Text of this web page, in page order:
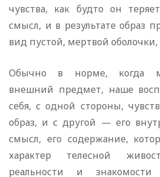
чувства, как будто он
смысл, и в результате образ
вид пустой, мертвой
Обычно в норме, когда
внешний предмет, наше
себя, с одной стороны,
образ, и с другой — его
смысл, его содержание,
характер телесной
реальности и